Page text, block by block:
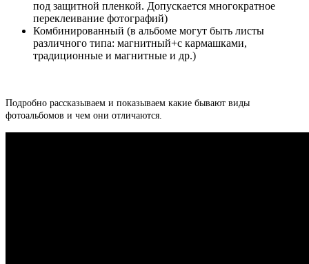
под защитной пленкой. Допускается многократное
переклеивание фотографий)
Комбинированный (в альбоме могут быть листы
различного типа: магнитный+с кармашками,
традиционные и магнитные и др.)
Подробно рассказываем и показываем какие бывают виды
фотоальбомов и чем они отличаются.